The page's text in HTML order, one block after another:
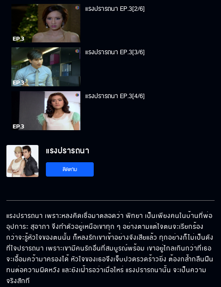
แรงปรารถนา EP.3[2/6]
แรงปรารถนา EP.3[3/6]
แรงปรารถนา EP.3[4/6]
แรงปรารถนา
ติดตาม
แรงปรารถนา เพราะหลงคิดเชื่อมาตลอดว่า พิทยา เป็นเพียงคนในบ้านที่พ่อ
อุปการะ สุอาภา จึงทำตัวอยู่เหนือเขาทุก ๆ อย่างตามแต่ใจตนจะเรียกร้อง
กว่าจะรู้หัวใจของตนนั้น ก็หลงรักเขาเข้าอย่างจังเสียแล้ว ทุกอย่างก็ไม่เป็นดัง
ที่ใจปรารถนา เพราะเขามีคนรักอื่นที่สมบูรณ์พร้อม เขาอยู่ไกลเกินกว่าที่เธอ
จะเอื้อมคว้ามาครองได้ หัวใจของเธอจึงเจ็บปวดรวดร้าวยิ่ง ต้องกล้ำกลืนฝืน
ทนต่อความผิดหวัง และยังเฝ้ารอว่าเมื่อไหร่ แรงปรารถนานั้น จะเป็นความ
จริงสักที